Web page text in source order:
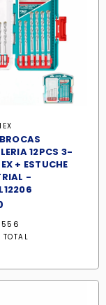
12PCS 3-
+ ESTUCHE
-
TOTAL